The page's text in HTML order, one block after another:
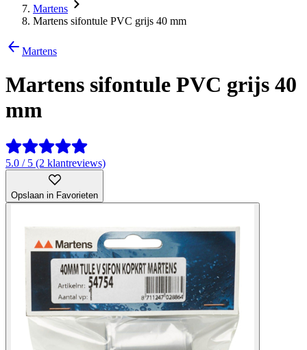
Martens
Martens sifontule PVC grijs 40 mm
Martens
Martens sifontule PVC grijs 40
mm
5.0 / 5 (2 klantreviews)
Opslaan in Favorieten